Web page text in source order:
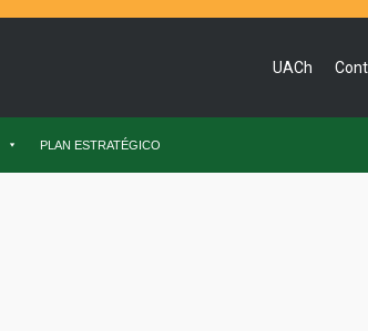
UACh
PLAN ESTRATÉGICO